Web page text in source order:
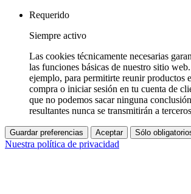
Requerido
Siempre activo
Las cookies técnicamente necesarias
las funciones básicas de nuestro sitio
ejemplo, para permitirte reunir productos
compra o iniciar sesión en tu cuenta de
que no podemos sacar ninguna
resultantes nunca se transmitirán a
Guardar preferencias Aceptar Sólo
Nuestra política de privacidad